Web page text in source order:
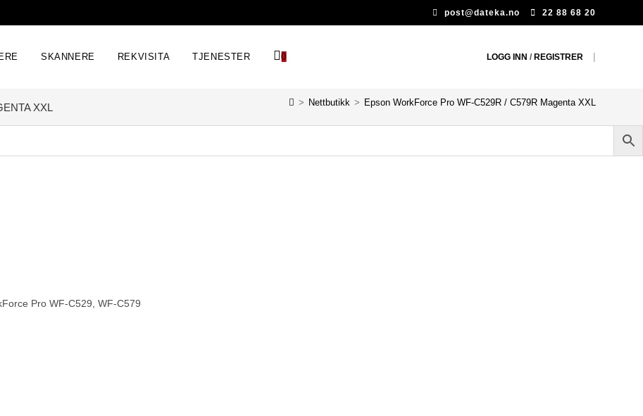
post@dateka.no 22 88 68 20
LOGG INN / REGISTRER |
SKANNERE REKVISITA TJENESTER 0
XXL > Nettbutikk > Epson WorkForce Pro WF-C529R / C579R Magenta XXL
Pro WF-C529, WF-C579